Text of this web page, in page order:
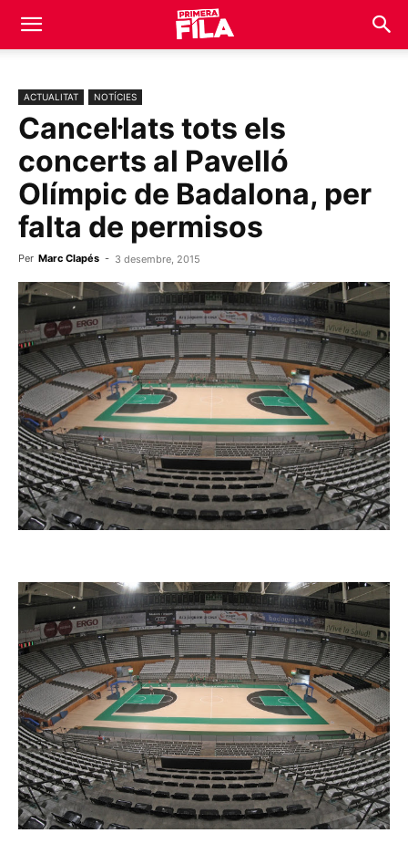
ACTUALITAT NOTÍCIES
Cancel·lats tots els
concerts al Pavelló
Olímpic de Badalona, per
falta de permisos
Per Marc Clapés - 3 desembre, 2015